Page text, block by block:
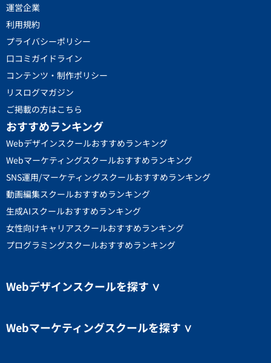
運営企業
利用規約
プライバシーポリシー
口コミガイドライン
コンテンツ・制作ポリシー
リスログマガジン
ご掲載の方はこちら
おすすめランキング
Webデザインスクールおすすめランキング
Webマーケティングスクールおすすめランキング
SNS運用/マーケティングスクールおすすめランキング
動画編集スクールおすすめランキング
生成AIスクールおすすめランキング
女性向けキャリアスクールおすすめランキング
プログラミングスクールおすすめランキング
Webデザインスクールを探す ∨
Webマーケティングスクールを探す ∨